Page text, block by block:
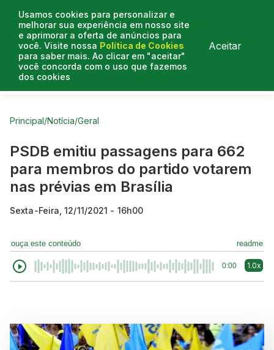
Usamos cookies para personalizar e
melhorar sua experiência em nosso site
e aprimorar a oferta de anúncios para
você. Visite nossa Política de Cookies
para saber mais. Ao clicar em "aceitar"
você concorda com o uso que fazemos
dos cookies
Aceitar
Curtas do Poder
Principal/Notícia/Geral
PSDB emitiu passagens para 662
para membros do partido votarem
nas prévias em Brasília
Sexta-Feira, 12/11/2021 - 16h00
ouça este conteúdo readme
0:00 1.0x